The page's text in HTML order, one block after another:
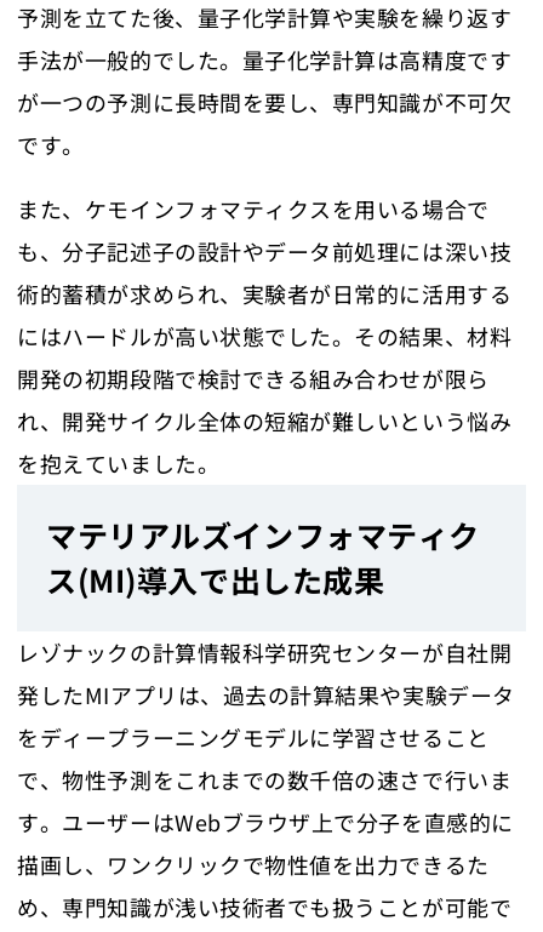
予測を立てた後、量子化学計算や実験を繰り返す
手法が一般的でした。量子化学計算は高精度です
が一つの予測に長時間を要し、専門知識が不可欠
です。
また、ケモインフォマティクスを用いる場合で
も、分子記述子の設計やデータ前処理には深い技
術的蓄積が求められ、実験者が日常的に活用する
にはハードルが高い状態でした。その結果、材料
開発の初期段階で検討できる組み合わせが限ら
れ、開発サイクル全体の短縮が難しいという悩み
を抱えていました。
マテリアルズインフォマティク
ス(MI)導入で出した成果
レゾナックの計算情報科学研究センターが自社開
発したMIアプリは、過去の計算結果や実験データ
をディープラーニングモデルに学習させること
で、物性予測をこれまでの数千倍の速さで行いま
す。ユーザーはWebブラウザ上で分子を直感的に
描画し、ワンクリックで物性値を出力できるた
め、専門知識が浅い技術者でも扱うことが可能で